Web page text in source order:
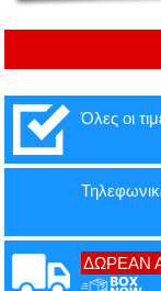
Όλες οι
ΔΩΡΕΑΝ